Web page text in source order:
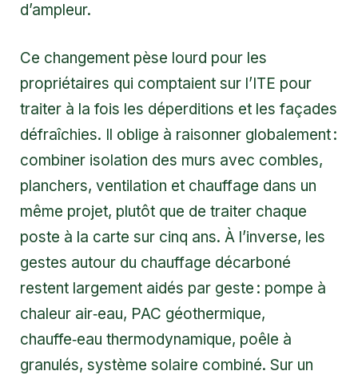
d’ampleur.
Ce changement pèse lourd pour les
propriétaires qui comptaient sur l’ITE pour
traiter à la fois les déperditions et les façades
défraîchies. Il oblige à raisonner globalement :
combiner isolation des murs avec combles,
planchers, ventilation et chauffage dans un
même projet, plutôt que de traiter chaque
poste à la carte sur cinq ans. À l’inverse, les
gestes autour du chauffage décarboné
restent largement aidés par geste : pompe à
chaleur air‑eau, PAC géothermique,
chauffe‑eau thermodynamique, poêle à
granulés, système solaire combiné. Sur un